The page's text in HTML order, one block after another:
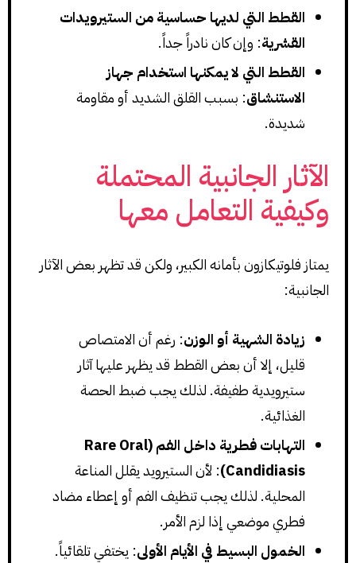
القطط التي لديها حساسية من الستيرويدات
القشرية: وإن كان نادراً جداً.
القطط التي لا يمكنها استخدام جهاز
الاستنشاق: بسبب القلق الشديد أو مقاومة
شديدة.
الآثار الجانبية المحتملة
وكيفية التعامل معها
يمتاز فلوتيكازون بأمانه الكبير، ولكن قد تظهر بعض الآثار
الجانبية:
زيادة الشهية أو الوزن: رغم أن الامتصاص
قليل، إلا أن بعض القطط قد يظهر عليها آثار
ستيرويدية طفيفة. لذلك يجب ضبط الحصة
الغذائية.
التهابات فطرية داخل الفم (Rare Oral
Candidiasis) : لأن الستيرويد يقلل المناعة
المحلية. لذلك يجب تنظيف الفم أو إعطاء مضاد
فطري موضعي إذا لزم الأمر.
الخمول البسيط في الأيام الأولى: يختفي تلقائياً.